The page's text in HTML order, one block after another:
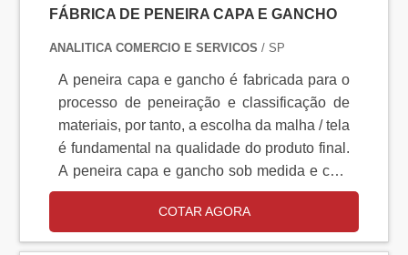
FÁBRICA DE PENEIRA CAPA E GANCHO
ANALITICA COMERCIO E SERVICOS / SP
A peneira capa e gancho é fabricada para o
processo de peneiração e classificação de
materiais, por tanto, a escolha da malha / tela
é fundamental na qualidade do produto final.
A peneira capa e gancho sob medida e com
uma vasta quantidade de malhas, com várias
aberturas, e fios. Peneira capa e gancho
pode ser produzida em dois tipos de aços,
COTAR AGORA